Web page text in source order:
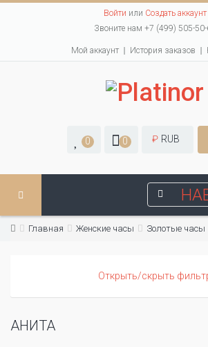
Войти или Создать аккаунт
Звоните нам +7 (499) 505-
Мой аккаунт История заказов
0 0 ₽ RUB
Главная Женские часы Золотые часы
Открыть/скрыть
АНИТА